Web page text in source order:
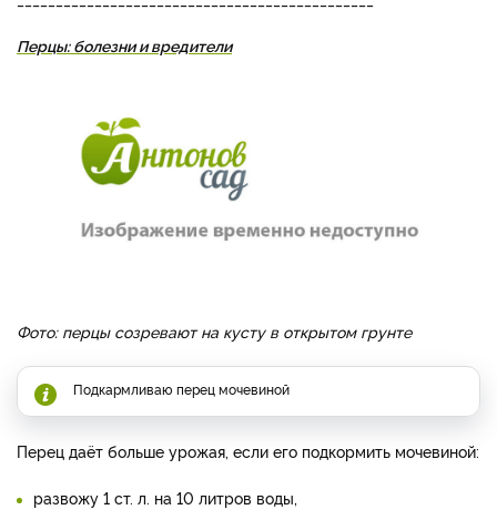
Перцы: болезни и вредители
Фото: перцы созревают на кусту в открытом грунте
Подкармливаю перец мочевиной
Перец даёт больше урожая, если его подкормить мочевиной:
развожу 1 ст. л. на 10 литров воды,